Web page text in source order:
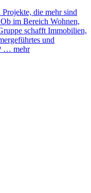
die mehr sind
im Bereich Wohnen,
schafft Immobilien,
und
… mehr